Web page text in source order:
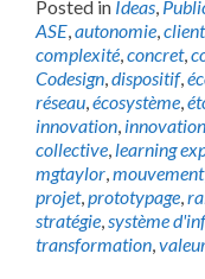
Posted in Ideas,
ASE,autonomie,client
complexité,concret,
Codesign,dispositif,
réseau,écosystème,
innovation,
collective, learning
mgtaylor,mouvement
projet,prototypage,
stratégie,système
transformation,